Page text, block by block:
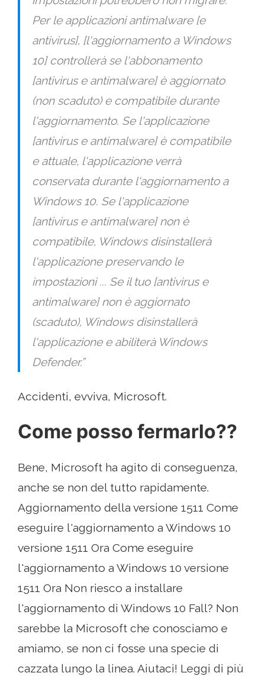
Per le applicazioni antimalware [e
antivirus], [l'aggiornamento a Windows
10] controllerà se l'abbonamento
[antivirus e antimalware] è aggiornato
(non scaduto) e compatibile durante
l'aggiornamento. Se l'applicazione
[antivirus e antimalware] è compatibile
e attuale, l'applicazione verrà
conservata durante l'aggiornamento a
Windows 10. Se l'applicazione
[antivirus e antimalware] non è
compatibile, Windows disinstallerà
l'applicazione preservando le
impostazioni ... Se il tuo [antivirus e
antimalware] non è aggiornato
(scaduto), Windows disinstallerà
l'applicazione e abiliterà Windows
Defender.”
Accidenti, evviva, Microsoft.
Come posso fermarlo??
Bene, Microsoft ha agito di conseguenza,
anche se non del tutto rapidamente.
Aggiornamento della versione 1511 Come
eseguire l'aggiornamento a Windows 10
versione 1511 Ora Come eseguire
l'aggiornamento a Windows 10 versione
1511 Ora Non riesco a installare
l'aggiornamento di Windows 10 Fall? Non
sarebbe la Microsoft che conosciamo e
amiamo, se non ci fosse una specie di
cazzata lungo la linea. Aiutaci! Leggi di più